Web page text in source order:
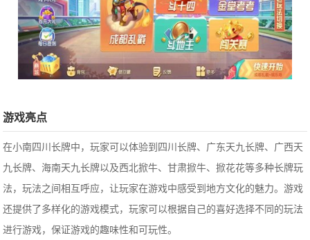
游戏亮点
在小南四川长牌中，玩家可以体验到四川长牌、广东天九长牌、广西天
九长牌、海南天九长牌以及西北掀牛、甘肃掀牛、掀花花等多种长牌玩
法，玩法之间相互呼应，让玩家在游戏中感受到地方文化的魅力。游戏
还提供了多样化的游戏模式，玩家可以根据自己的喜好选择不同的玩法
进行游戏，保证游戏的趣味性和可玩性。